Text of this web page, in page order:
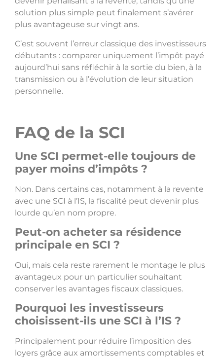
solution plus simple peut finalement s’avérer
plus avantageuse sur vingt ans.
C’est souvent l’erreur classique des investisseurs
débutants : comparer uniquement l’impôt payé
aujourd’hui sans réfléchir à la sortie du bien, à la
transmission ou à l’évolution de leur situation
personnelle.
FAQ de la SCI
Une SCI permet-elle toujours de
payer moins d’impôts ?
Non. Dans certains cas, notamment à la revente
avec une SCI à l’IS, la fiscalité peut devenir plus
lourde qu’en nom propre.
Peut-on acheter sa résidence
principale en SCI ?
Oui, mais cela reste rarement le montage le plus
avantageux pour un particulier souhaitant
conserver les avantages fiscaux classiques.
Pourquoi les investisseurs
choisissent-ils une SCI à l’IS ?
Principalement pour réduire l’imposition des
loyers grâce aux amortissements comptables et